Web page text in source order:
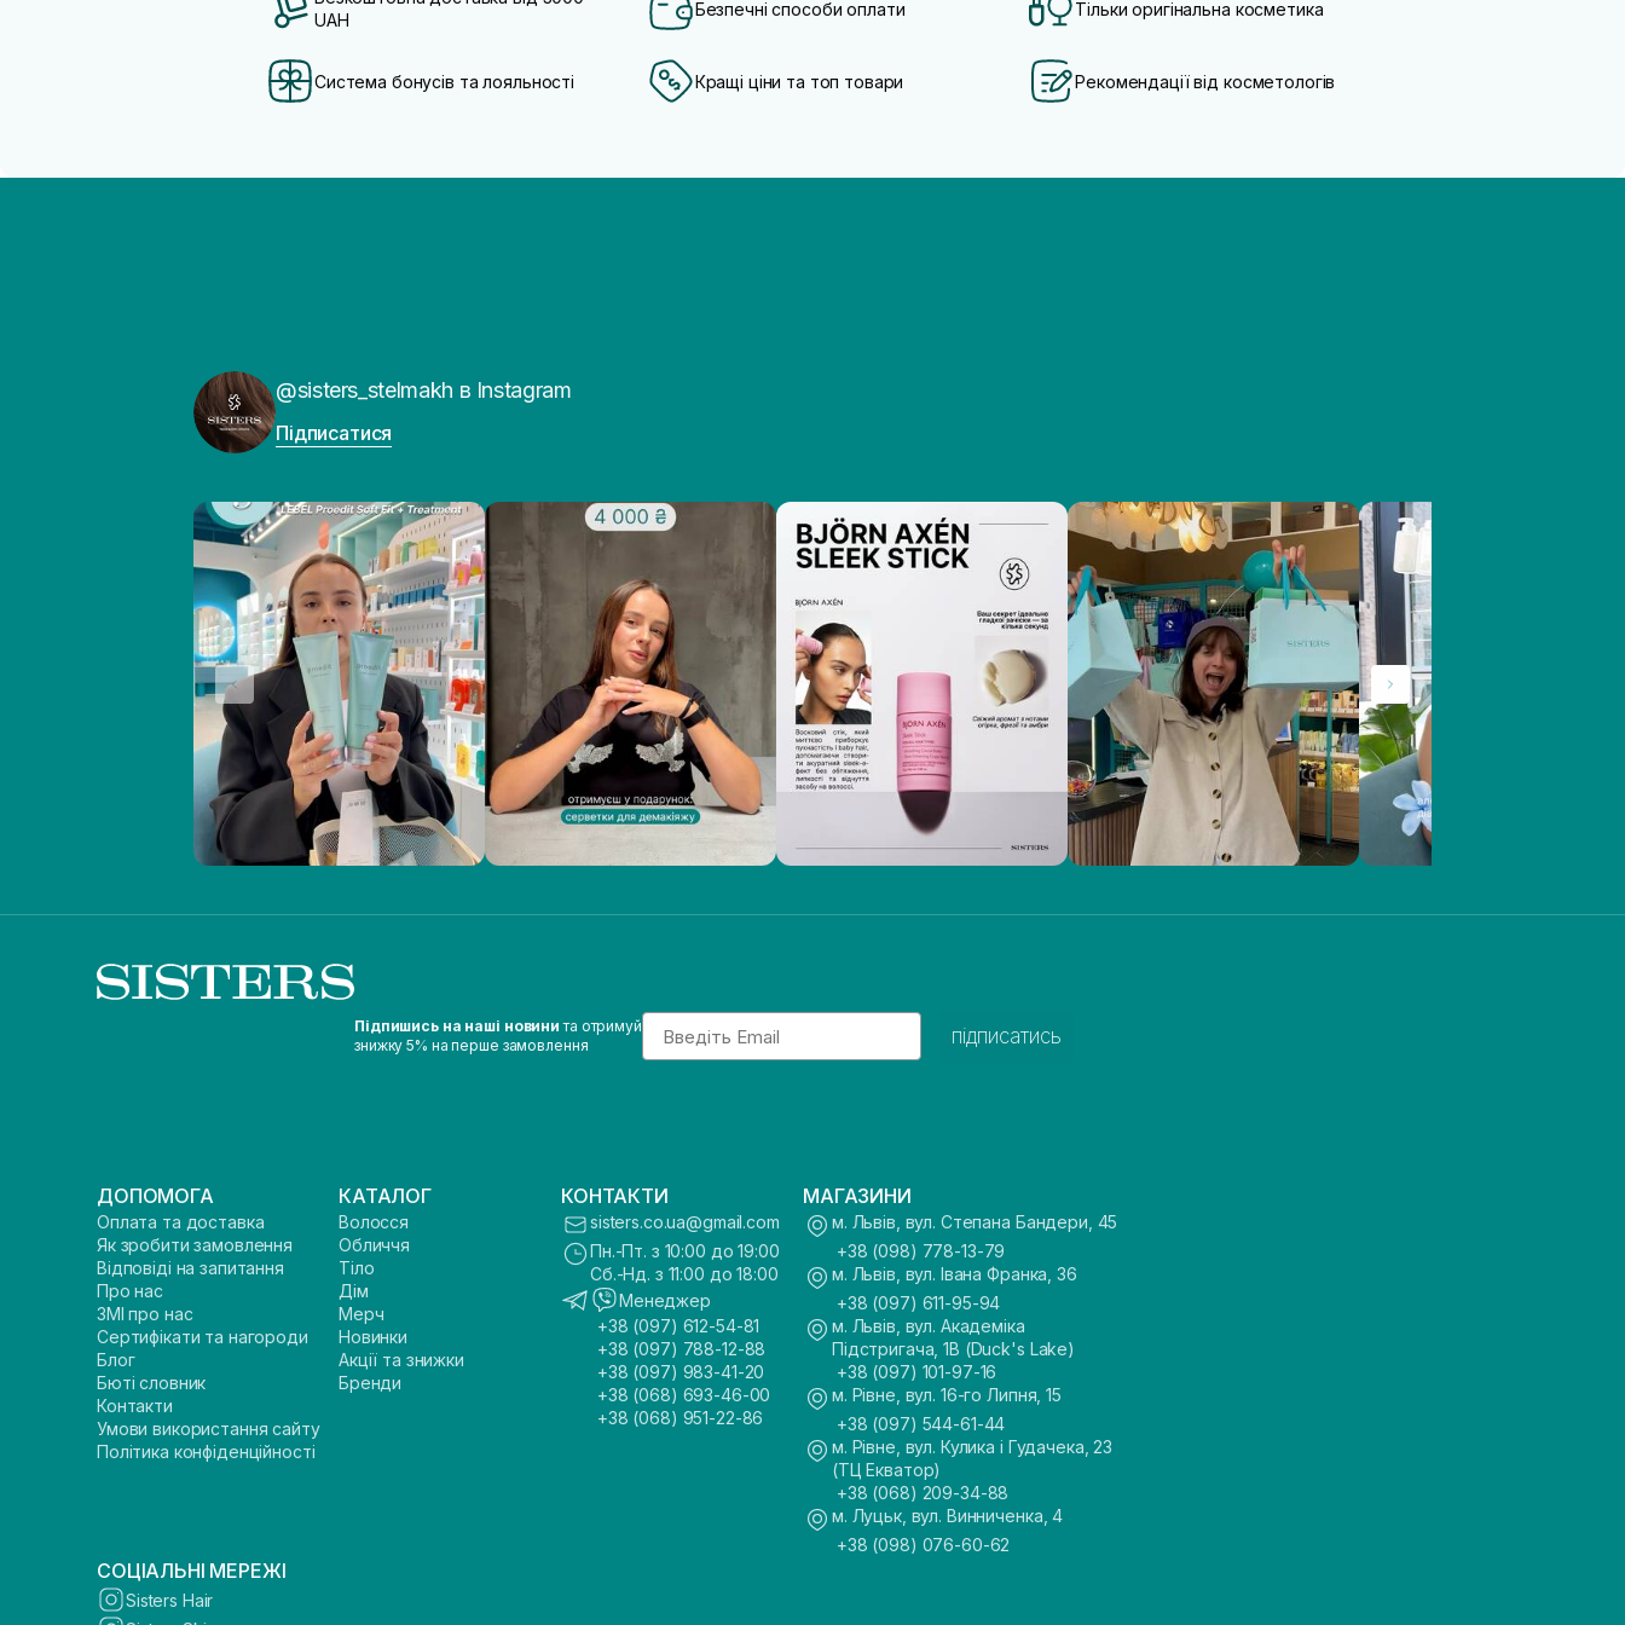
UAH
Безпечні способи оплати Тільки оригінальна косметика
Система бонусів та лояльності Кращі ціни та топ товари Рекомендації від косметологів
@sisters_stelmakh в Instagram
Підписатися
Підпишись на наші новини та отримуй
знижку 5% на перше замовлення
Email
підписатись
ДОПОМОГА
Оплата та доставка
Як зробити замовлення
Відповіді на запитання
Про нас
ЗМІ про нас
Сертифікати та нагороди
Блог
Бюті словник
Контакти
Умови використання сайту
Політика конфіденційності
КАТАЛОГ
Волосся
Обличчя
Тіло
Дім
Мерч
Новинки
Акції та знижки
Бренди
КОНТАКТИ
sisters.co.ua@gmail.com
Пн.-Пт. з 10:00 до 19:00
Сб.-Нд. з 11:00 до 18:00
Менеджер
+38 (097) 612-54-81
+38 (097) 788-12-88
+38 (097) 983-41-20
+38 (068) 693-46-00
+38 (068) 951-22-86
МАГАЗИНИ
м. Львів, вул. Степана Бандери, 45
+38 (098) 778-13-79
м. Львів, вул. Івана Франка, 36
+38 (097) 611-95-94
м. Львів, вул. Академіка
Підстригача, 1В (Duck's Lake)
+38 (097) 101-97-16
м. Рівне, вул. 16-го Липня, 15
+38 (097) 544-61-44
м. Рівне, вул. Кулика і Гудачека, 23
(ТЦ Екватор)
+38 (068) 209-34-88
м. Луцьк, вул. Винниченка, 4
+38 (098) 076-60-62
СОЦІАЛЬНІ МЕРЕЖІ
Sisters Hair